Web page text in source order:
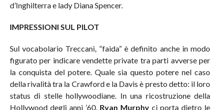
d’Inghilterra e lady Diana Spencer.
IMPRESSIONI SUL PILOT
Sul vocabolario Treccani, “faida” è definito anche in modo
figurato per indicare vendette private tra parti avverse per
la conquista del potere. Quale sia questo potere nel caso
della rivalità tra la Crawford e la Davis è presto detto: il loro
status di stelle hollywoodiane. In una ricostruzione della
Hollywood degli anni ’60, Ryan Murphy ci porta dietro le